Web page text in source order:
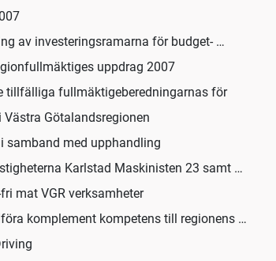
av investeringsramarna för budget- …
uppdrag 2007
tillfälliga fullmäktigeberedningarnas för
Västra Götalandsregionen
samband med upphandling
Karlstad Maskinisten 23 samt …
mat VGR verksamheter
komplement kompetens till regionens …